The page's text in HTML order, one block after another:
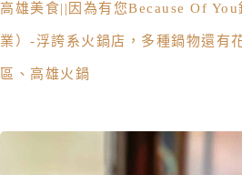
高雄美食||因為有您Because Of You
業）-浮誇系火鍋店，多種鍋物還有
區、高雄火鍋